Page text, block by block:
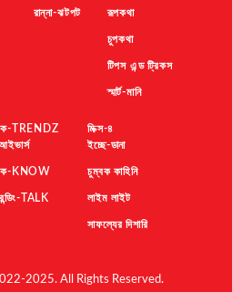
রান্না-ঝটপট রূপকথা
চুপকথা
টিপস এন্ড ট্রিকস
স্মার্ট-মানি
TRENDZ
KNOW
TALK
মিক্স-৪
ইচ্ছে-ডানা
চুম্বক কাহিনি
লাইম লাইট
সাফল্যের দিশারি
2025. All Rights Reserved.